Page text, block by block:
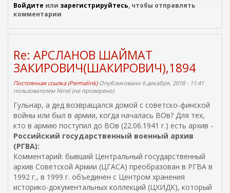
)
Войдите или зарегистрируйтесь, чтобы отправлять
комментарии
Re: АРСЛАНОВ ШАЙМАТ
ЗАКИРОВИЧ(ШАКИРОВИЧ),1894
Постоянная ссылка (Permalink)Опубликовано 6 декабря, 2018 - 11:41
пользователем Ninel (не проверено)
Гульнар, а дед возвращался домой с советско-финской
войны или был в армии, когда началась ВОв? Для тех,
кто в армию поступил до ВОв (22.06.1941 г.) есть архив -
Российский государственный военный архив
(РГВА):
Комментарий: бывший Центральный государственный
архив Советской Армии (ЦГАСА) преобразован в РГВА в
1992 г., в 1999 г. объединен с Центром хранения
историко-документальных коллекций (ЦХИДК), который